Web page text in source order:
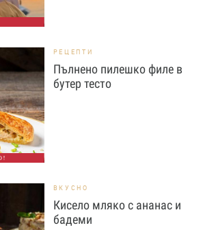
РЕЦЕПТИ
Пълнено пилешко филе в
бутер тесто
ВКУСНО
Кисело мляко с ананас и
бадеми